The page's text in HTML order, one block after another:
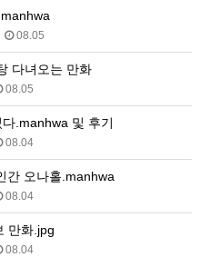
08.05
다녀오는 만화
08.05
.manhwa 및 후기
08.04
간 오나홀.manhwa
08.04
만화.jpg
08.04